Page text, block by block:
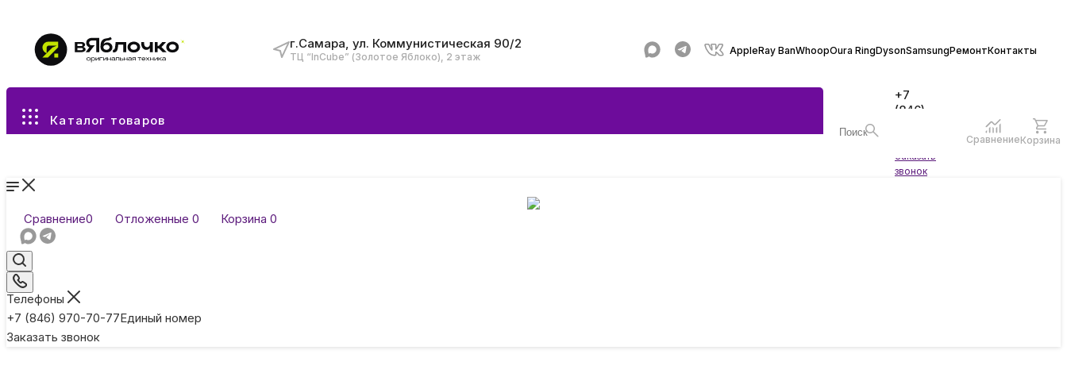
г.Самара, ул. Коммунистическая 90/2
ТЦ “InCube” (Золотое Яблоко), 2 этаж
AppleRay BanWhoopOura RingDysonSamsungРемонтКонтакты
Каталог товаров
+7
(846)
Заказать
звонок
СравнениеКорзина
Сравнение0 Отложенные 0 Корзина 0
Телефоны
+7 (846) 970-70-77Единый номер
Заказать звонок
Все разделы каталога